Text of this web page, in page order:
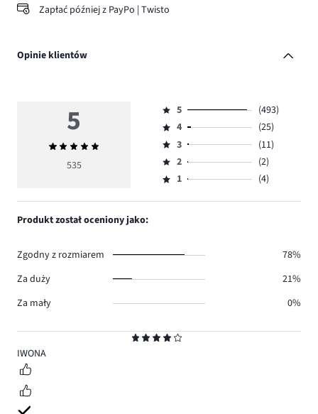
Zapłać później z PayPo | Twisto
Opinie klientów
4
IWONA
5
Średnia
ocena
535
Ocena
5,
ilość
głosów
493.
5
(493)
Ocena
4,
ilość
głosów
4
(25)
Ocena
3,
ilość
3
(11)
Ocena
2,
2
(2)
Ocena
1,
1 (4)
Produkt został oceniony jako:
Zgodny z rozmiarem
78%
Za duży
21%
Za mały
0%